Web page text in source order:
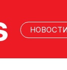
НОВОСТИ